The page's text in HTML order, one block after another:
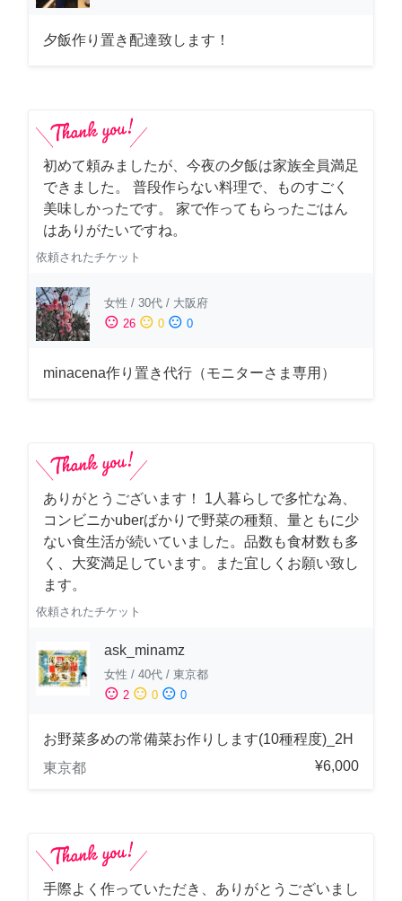
夕飯作り置き配達致します！
初めて頼みましたが、今夜の夕飯は家族全員満足
できました。 普段作らない料理で、ものすごく
美味しかったです。 家で作ってもらったごはん
はありがたいですね。
依頼されたチケット
女性 / 30代 / 大阪府
sentiment_satisfied 26 sentiment_neutral 0 sentiment_dissatisfied 0
minacena作り置き代行（モニターさま専用）
ありがとうございます！ 1人暮らしで多忙な為、
コンビニかuberばかりで野菜の種類、量ともに少
ない食生活が続いていました。品数も食材数も多
く、大変満足しています。また宜しくお願い致し
ます。
依頼されたチケット
ask_minamz
女性 / 40代 / 東京都
sentiment_satisfied 2 sentiment_neutral 0 sentiment_dissatisfied 0
お野菜多めの常備菜お作りします(10種程度)_2H
東京都
¥6,000
手際よく作っていただき、ありがとうございまし